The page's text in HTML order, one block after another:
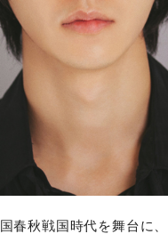
春秋戦国時代を舞台に